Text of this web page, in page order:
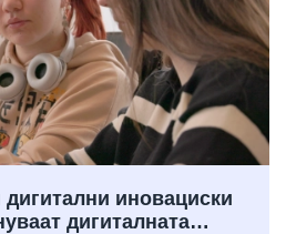
иновациски
дигиталната…